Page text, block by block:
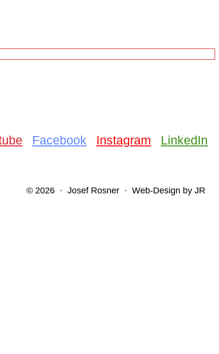
Facebook Instagram LinkedIn
© 2026 · Josef Rosner · Web-Design by JR